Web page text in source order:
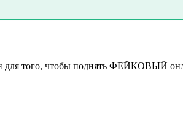
для того, чтобы поднять ФЕЙКОВЫЙ